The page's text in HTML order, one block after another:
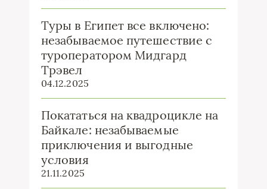
Туры в Египет все включено:
незабываемое путешествие с
туроператором Мидгард
Трэвел
04.12.2025
Покататься на квадроцикле на
Байкале: незабываемые
приключения и выгодные
условия
21.11.2025